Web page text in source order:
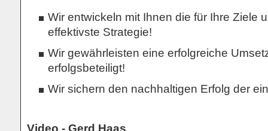
Wir entwickeln mit Ihnen die für Ihre Ziele
effektivste Strategie!
Wir gewährleisten eine erfolgreiche
erfolgsbeteiligt!
Wir sichern den nachhaltigen Erfolg der
Video - Gerd Haas